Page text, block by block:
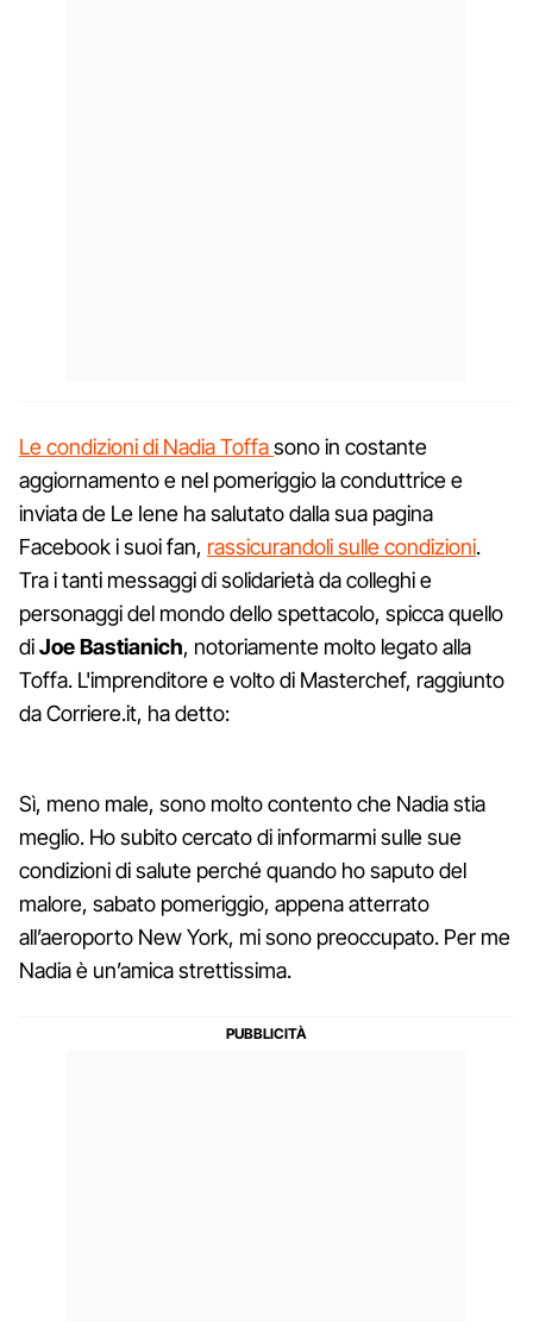
Le condizioni di Nadia Toffasono in costante
aggiornamento e nel pomeriggio la conduttrice e
inviata de Le Iene ha salutato dalla sua pagina
Facebook i suoi fan, rassicurandoli sulle condizioni.
Tra i tanti messaggi di solidarietà da colleghi e
personaggi del mondo dello spettacolo, spicca quello
diJoe Bastianich, notoriamente molto legato alla
Toffa. L'imprenditore e volto di Masterchef, raggiunto
da Corriere.it, ha detto:
Sì, meno male, sono molto contento che Nadia stia
meglio. Ho subito cercato di informarmi sulle sue
condizioni di salute perché quando ho saputo del
malore, sabato pomeriggio, appena atterrato
all’aeroporto New York, mi sono preoccupato. Per me
Nadia è un’amica strettissima.